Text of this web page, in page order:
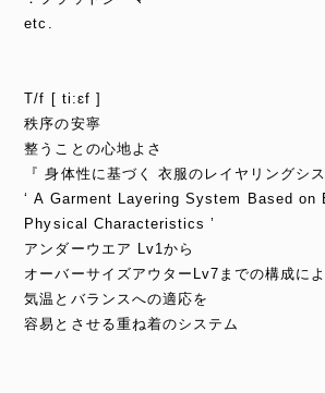
etc.
T/f [ ti:ɛf ]
秩序の安寧
整うことの心地よさ
『 身体性に基づく 衣服のレイヤリングシス
‘ A Garment Layering System Based on
Physical Characteristics ’
アンダーウエア Lv1から
オーバーサイズアウターLv7までの構成によ
気温とバランスへの適応を
容易とさせる重ね着のシステム